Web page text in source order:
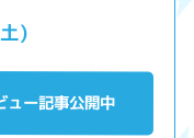
)
ー記事公開中